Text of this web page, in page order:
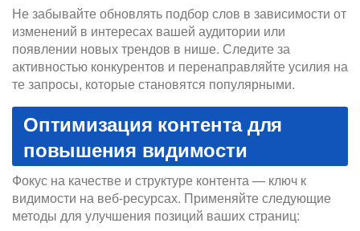
Не забывайте обновлять подбор слов в зависимости от
изменений в интересах вашей аудитории или
появлении новых трендов в нише. Следите за
активностью конкурентов и перенаправляйте усилия на
те запросы, которые становятся популярными.
Оптимизация контента для
повышения видимости
Фокус на качестве и структуре контента — ключ к
видимости на веб-ресурсах. Применяйте следующие
методы для улучшения позиций ваших страниц: